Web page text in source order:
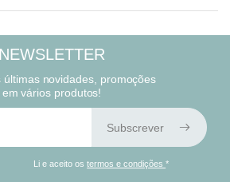
NEWSLETTER
últimas novidades, promoções
em vários produtos!
Subscrever
Li e aceito ostermos e condições*